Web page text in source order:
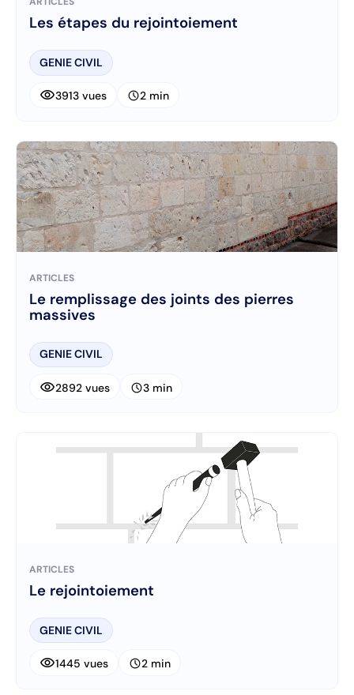
Les étapes du rejointoiement
GENIE CIVIL
visibility3913 vues schedule2 min
ARTICLES
Le remplissage des joints des pierres
massives
GENIE CIVIL
visibility2892 vues schedule3 min
ARTICLES
Le rejointoiement
GENIE CIVIL
visibility1445 vues schedule2 min